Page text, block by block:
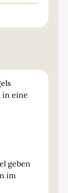
in eine
geben
im